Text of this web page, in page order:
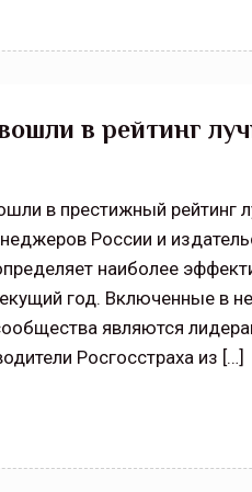
в рейтинг
в престижный рейтинг
России и
наиболее
год. Включенные в
являются
Росгосстраха из […]